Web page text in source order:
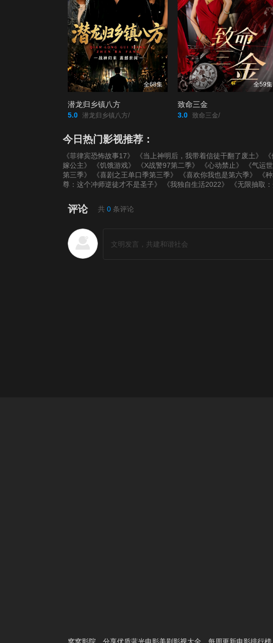
全68集
潜龙归乡镇八方
5.0 潜龙归乡镇八方/
全59集
致命三金
3.0 致命三金/
今日热门影视推荐：
《菲律宾恐怖故事17》 《当上神明后，我带着信徒干翻了废土》
嫁公主》
《饥饿游戏》 《X战警97第二季》 《心动禁止》 《气运
第三季》
《喜剧之王单口季第三季》 《喜欢你我也是第六季》 《
尊：这个冲师逆徒才不是圣子》
《我独自生活2022》 《无限抽取
评论 共 0条评论